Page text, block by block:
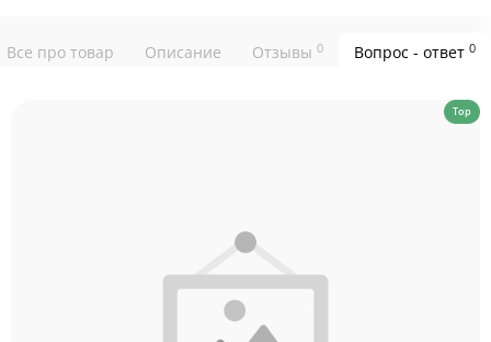
Все про товар Описание Отзывы 0 Вопрос - ответ 0
Top